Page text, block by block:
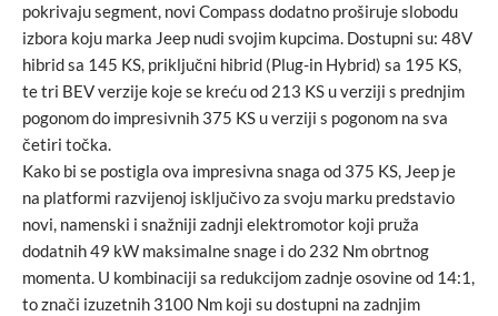
pokrivaju segment, novi Compass dodatno proširuje slobodu
izbora koju marka Jeep nudi svojim kupcima. Dostupni su: 48V
hibrid sa 145 KS, priključni hibrid (Plug-in Hybrid) sa 195 KS,
te tri BEV verzije koje se kreću od 213 KS u verziji s prednjim
pogonom do impresivnih 375 KS u verziji s pogonom na sva
četiri točka.
Kako bi se postigla ova impresivna snaga od 375 KS, Jeep je
na platformi razvijenoj isključivo za svoju marku predstavio
novi, namenski i snažniji zadnji elektromotor koji pruža
dodatnih 49 kW maksimalne snage i do 232 Nm obrtnog
momenta. U kombinaciji sa redukcijom zadnje osovine od 14:1,
to znači izuzetnih 3100 Nm koji su dostupni na zadnjim